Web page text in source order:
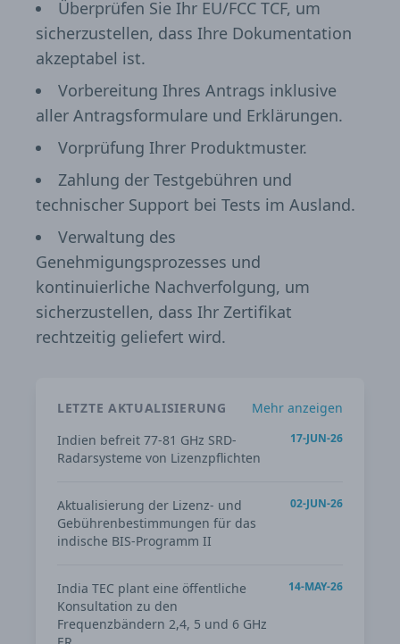
Überprüfen Sie Ihr EU/FCC TCF, um
sicherzustellen, dass Ihre Dokumentation
akzeptabel ist.
Vorbereitung Ihres Antrags inklusive
aller Antragsformulare und Erklärungen.
Vorprüfung Ihrer Produktmuster.
Zahlung der Testgebühren und
technischer Support bei Tests im Ausland.
Verwaltung des
Genehmigungsprozesses und
kontinuierliche Nachverfolgung, um
sicherzustellen, dass Ihr Zertifikat
rechtzeitig geliefert wird.
LETZTE AKTUALISIERUNG
Mehr anzeigen
Indien befreit 77-81 GHz SRD-
Radarsysteme von Lizenzpflichten
17-JUN-26
Aktualisierung der Lizenz- und
Gebührenbestimmungen für das
indische BIS-Programm II
02-JUN-26
India TEC plant eine öffentliche
Konsultation zu den
Frequenzbändern 2,4, 5 und 6 GHz
14-MAY-26